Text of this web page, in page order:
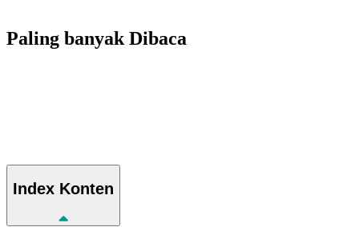
Paling banyak Dibaca
Index Konten